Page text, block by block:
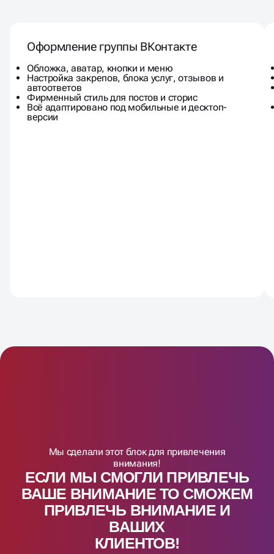
Оформление группы ВКонтакте
Обложка, аватар, кнопки и меню
Настройка закрепов, блока услуг, отзывов и
автоответов
Фирменный стиль для постов и сторис
Всё адаптировано под мобильные и десктоп-
Мы сделали этот блок для привлечения
внимания!
ЕСЛИ МЫ СМОГЛИ ПРИВЛЕЧЬ
ВАШЕ ВНИМАНИЕ ТО СМОЖЕМ
ПРИВЛЕЧЬ ВНИМАНИЕ И
ВАШИX